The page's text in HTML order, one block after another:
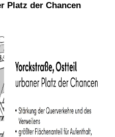
Platz der Chancen